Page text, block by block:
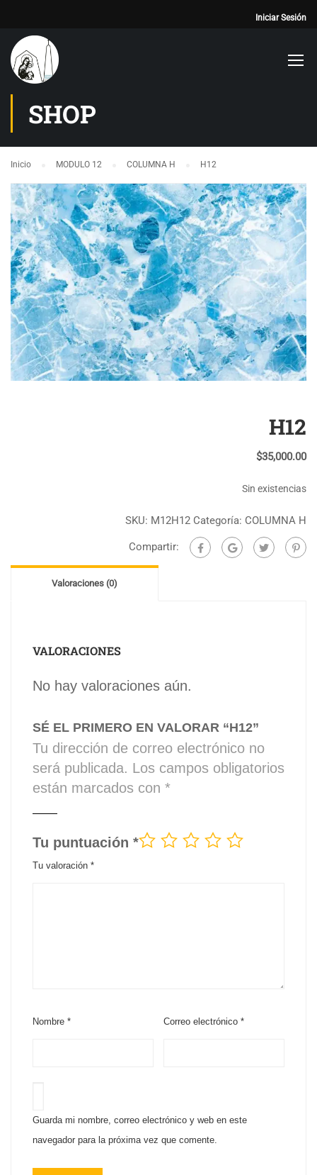
Iniciar Sesión
SHOP
Inicio MODULO 12 COLUMNA H H12
H12
$35,000.00
Sin existencias
SKU: M12H12 Categoría: COLUMNA H
Compartir:
Valoraciones (0)
VALORACIONES
No hay valoraciones aún.
SÉ EL PRIMERO EN VALORAR “H12”
Tu dirección de correo electrónico no
será publicada. Los campos obligatorios
están marcados con *
Tu puntuación *
Tu valoración *
Nombre * Correo electrónico*
Guarda mi nombre, correo electrónico y web en este
navegador para la próxima vez que comente.